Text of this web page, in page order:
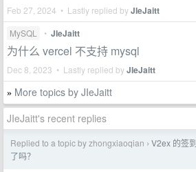
Feb 27, 2024 • Lastly replied byJIeJaitt
MySQL • JIeJaitt
为什么 vercel 不支持 mysql
Dec 8, 2023 • Lastly replied byJIeJaitt
» More topics by JIeJaitt
JIeJaitt's recent replies
Replied to a topic by zhongxiaoqian › V2ex 的签
了吗？